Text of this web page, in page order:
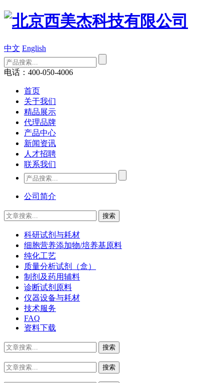
中文 English
电话：400-050-4006
首页
关于我们
精品展示
代理品牌
产品中心
新闻资讯
人才招聘
联系我们
公司简介
科研试剂与耗材
细胞营养添加物/培养基原料
纯化工艺
质量分析试剂（盒）
制剂及药用辅料
诊断试剂原料
仪器设备与耗材
技术服务
FAQ
资料下载